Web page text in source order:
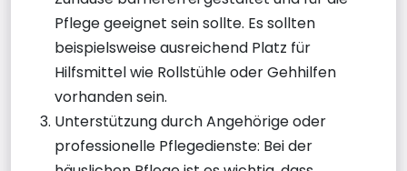
Pflege geeignet sein sollte. Es sollten
beispielsweise ausreichend Platz für
Hilfsmittel wie Rollstühle oder Gehhilfen
vorhanden sein.
Unterstützung durch Angehörige oder
professionelle Pflegedienste: Bei der